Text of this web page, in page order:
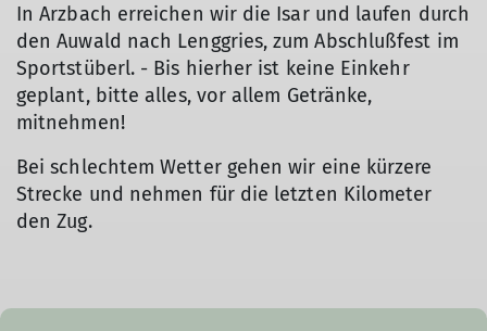
In Arzbach erreichen wir die Isar und laufen durch
den Auwald nach Lenggries, zum Abschlußfest im
Sportstüberl. - Bis hierher ist keine Einkehr
geplant, bitte alles, vor allem Getränke,
mitnehmen!
Bei schlechtem Wetter gehen wir eine kürzere
Strecke und nehmen für die letzten Kilometer
den Zug.